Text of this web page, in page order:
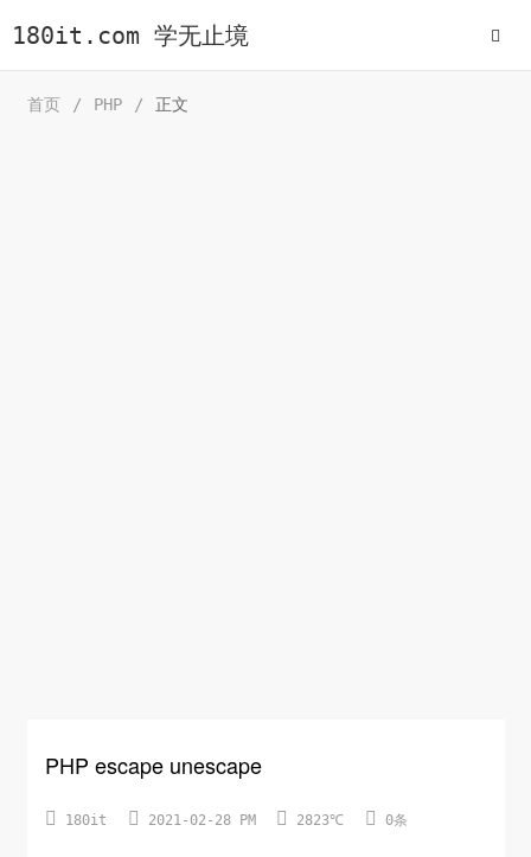
180it.com 学无止境
首页 / PHP / 正文
PHP escape unescape
 180it  2021-02-28 PM  2823℃  0条